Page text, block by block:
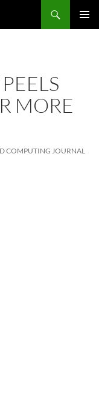
MORE
COMPUTING JOURNAL